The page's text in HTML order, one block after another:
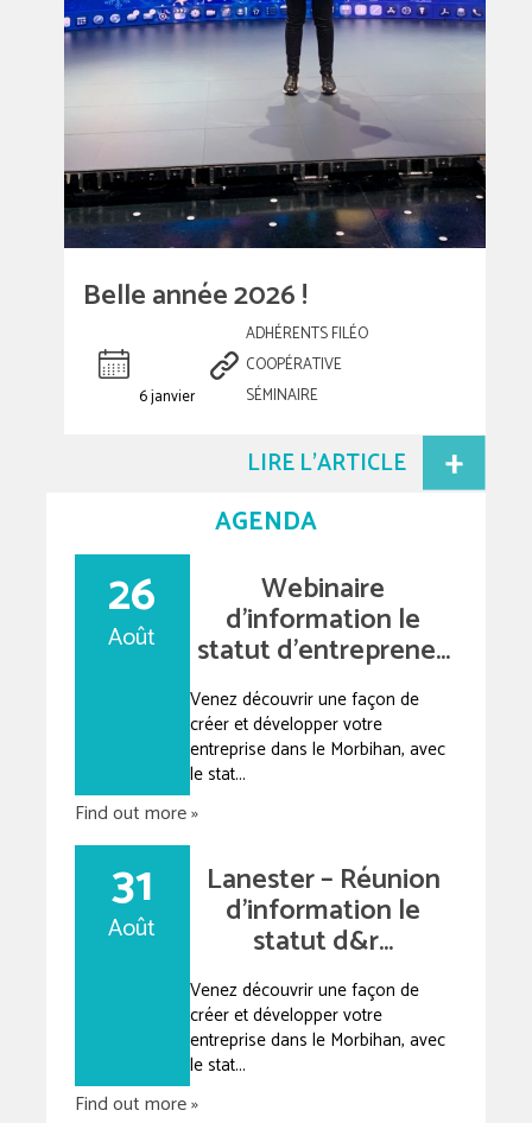
Belle année 2026 !
6 janvier
ADHÉRENTS FILÉO
COOPÉRATIVE
SÉMINAIRE
LIRE L'ARTICLE
AGENDA
26
Août
Webinaire
d’information le
statut d’entreprene...
Venez découvrir une façon de
créer et développer votre
entreprise dans le Morbihan, avec
le stat...
Find out more »
31
Août
Lanester – Réunion
d’information le
statut d&r...
Venez découvrir une façon de
créer et développer votre
entreprise dans le Morbihan, avec
le stat...
Find out more »